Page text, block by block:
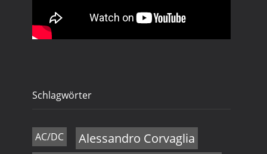
n
i
i
Schlagwörter
AC/DC Alessandro Corvaglia